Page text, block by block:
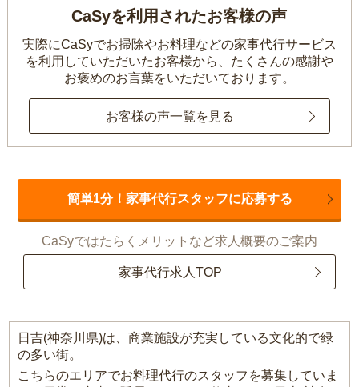
CaSyを利用されたお客様の声
実際にCaSyでお掃除やお料理などの家事代行サービス
を利用していただいたお客様から、 たくさんの感謝や
お褒めのお言葉をいただいております。
お客様の声一覧を見る
簡単1分！家事代行スタッフに応募する
CaSyではたらくメリットなど求人概要のご案内
家事代行求人TOP
日吉(神奈川県)は、商業施設が充実している文化的で緑
の多い街。
こちらのエリアでお料理代行のスタッフを募集していま